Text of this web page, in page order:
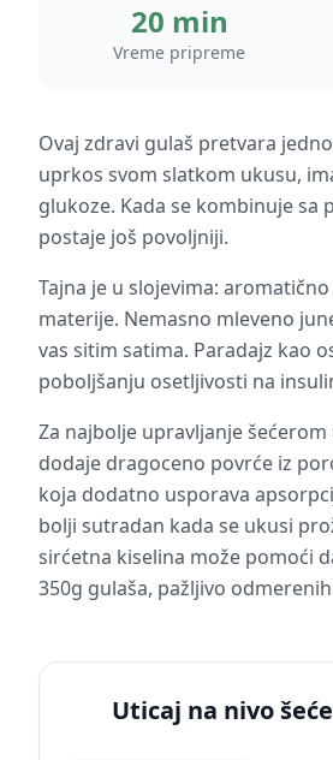
20 min
Vreme pripreme
Ovaj zdravi gulaš pretvara
uprkos svom slatkom ukusu,
glukoze. Kada se kombinuje
postaje još povoljniji.
Tajna je u slojevima:
materije. Nemasno mleveno
vas sitim satima. Paradajz kao
poboljšanju osetljivosti na
Za najbolje upravljanje
dodaje dragoceno povrće iz
koja dodatno usporava
bolji sutradan kada se ukusi
sirćetna kiselina može pomoći
350g gulaša, pažljivo
Uticaj na nivo